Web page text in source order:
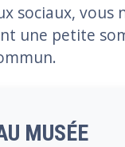
sociaux,
une petite
MUSÉE